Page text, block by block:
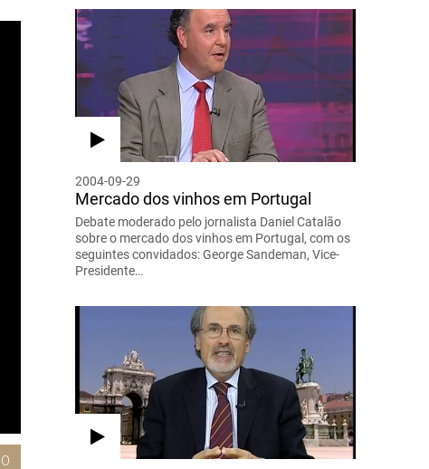
2004-09-29
Mercado dos vinhos em Portugal
Debate moderado pelo jornalista Daniel Catalão
sobre o mercado dos vinhos em Portugal, com os
seguintes convidados: George Sandeman, Vice-
Presidente…